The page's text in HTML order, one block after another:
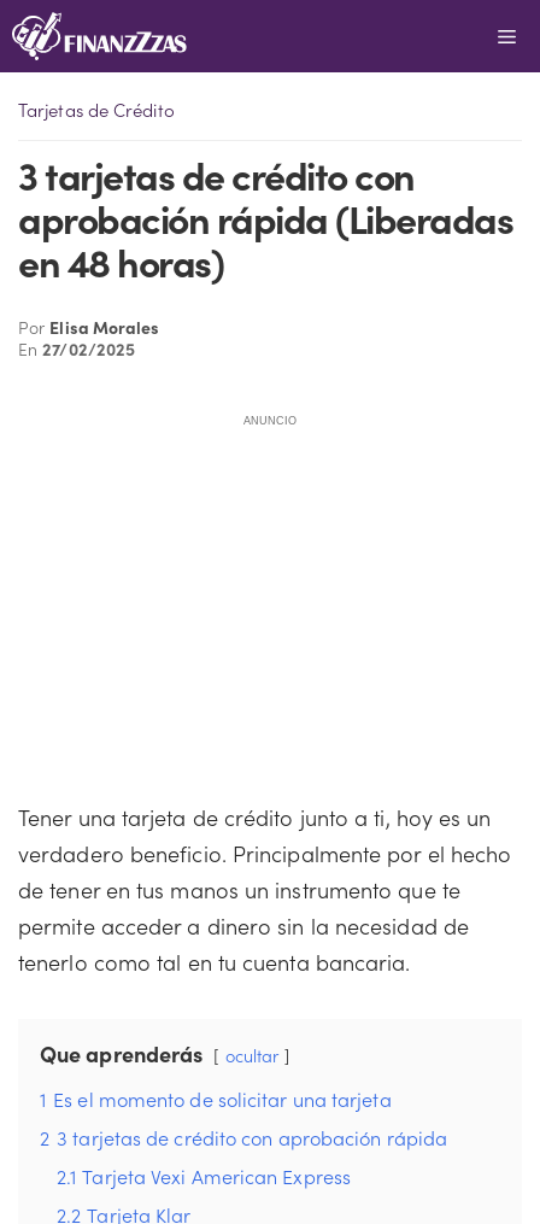
Saltar
al
Tarjetas de Crédito
3 tarjetas de crédito con
aprobación rápida (Liberadas
en 48 horas)
Por Elisa Morales
En27/02/2025
ANUNCIO
Tener una tarjeta de crédito junto a ti, hoy es un
verdadero beneficio. Principalmente por el hecho
de tener en tus manos un instrumento que te
permite acceder a dinero sin la necesidad de
tenerlo como tal en tu cuenta bancaria.
Que aprenderás ocultar
1 Es el momento de solicitar una tarjeta
2 3 tarjetas de crédito con aprobación rápida
2.1 Tarjeta Vexi American Express
2.2 Tarjeta Klar